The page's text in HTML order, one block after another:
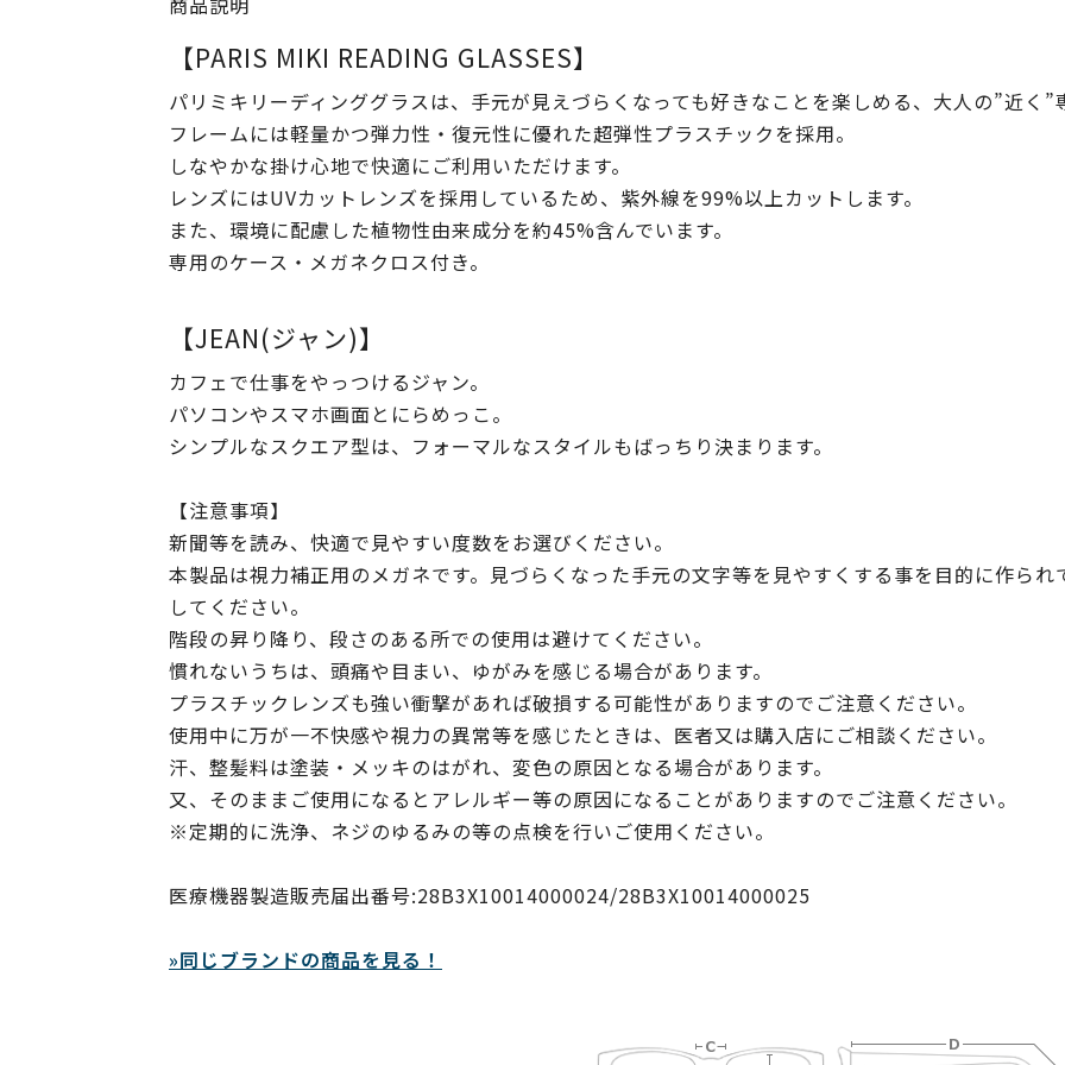
【PARIS MIKI READING GLASSES】
パリミキリーディンググラスは、手元が見えづらくなっても好きなことを楽しめる、大人の”近く”
フレームには軽量かつ弾力性・復元性に優れた超弾性プラスチックを採用。
しなやかな掛け心地で快適にご利用いただけます。
レンズにはUVカットレンズを採用しているため、紫外線を99%以上カットします。
また、環境に配慮した植物性由来成分を約45%含んでいます。
専用のケース・メガネクロス付き。
【JEAN(ジャン)】
カフェで仕事をやっつけるジャン。
パソコンやスマホ画面とにらめっこ。
シンプルなスクエア型は、フォーマルなスタイルもばっちり決まります。
【注意事項】
新聞等を読み、快適で見やすい度数をお選びください。
本製品は視力補正用のメガネです。見づらくなった手元の文字等を見やすくする事を目的に作ら
してください。
階段の昇り降り、段さのある所での使用は避けてください。
慣れないうちは、頭痛や目まい、ゆがみを感じる場合があります。
プラスチックレンズも強い衝撃があれば破損する可能性がありますのでご注意ください。
使用中に万が一不快感や視力の異常等を感じたときは、医者又は購入店にご相談ください。
汗、整髪料は塗装・メッキのはがれ、変色の原因となる場合があります。
又、そのままご使用になるとアレルギー等の原因になることがありますのでご注意ください。
※定期的に洗浄、ネジのゆるみの等の点検を行いご使用ください。
医療機器製造販売届出番号:28B3X10014000024/28B3X10014000025
»同じブランドの商品を見る！